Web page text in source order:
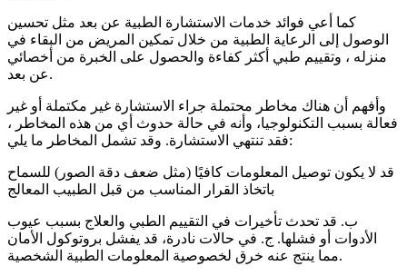
كما أعي فوائد خدمات الاستشارة الطبية عن بعد مثل تحسين
الوصول إلى الرعاية الطبية من خلال تمكين المريض من البقاء في
منزله ، وتقييم طبي أكثر كفاءة والحصول على الخبرة من أخصائي
عن بعد.
وأفهم أن هناك مخاطر محتملة جراء الاستشارة غير مكتملة أو غير
فعالة بسبب التكنولوجيا، وأنه في حالة حدوث أي من هذه المخاطر ،
فقد تنتهي الاستشارة. وقد تشمل المخاطر ما يلي:
قد لا يكون توصيل المعلومات كافيًا (مثل ضعف دقة الصور) للسماح
باتخاذ القرار المناسب من قبل الطبيب المعالج
ب. قد تحدث تأخيرات في التقييم الطبي والعلاج بسبب عيوب
الأدوات أو فشلها. ج. في حالات نادرة، قد يفشل بروتوكول الأمان
مما ينتج عنه خرق لخصوصية المعلومات الطبية الشخصية.